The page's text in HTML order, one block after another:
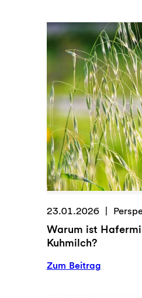
t
n
d
s
p
u
r
t
:
J
e
t
z
t
c
23.01.2026
Warum ist
Kuhmilch?
Zum Beitrag: